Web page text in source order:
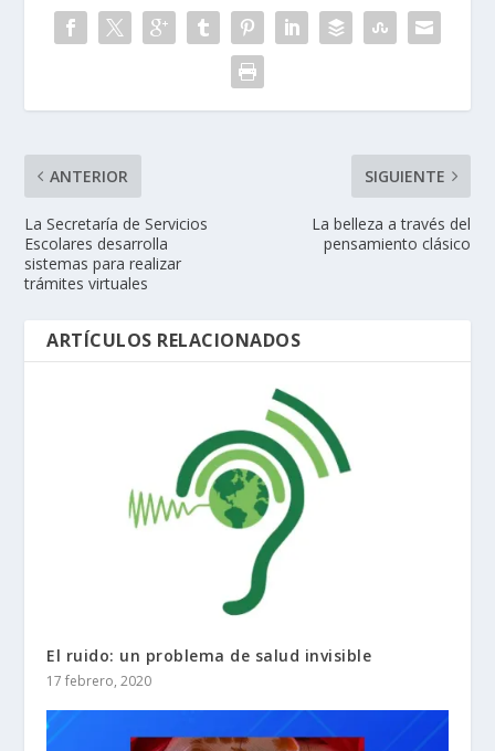
ANTERIOR
La Secretaría de Servicios
Escolares desarrolla
sistemas para realizar
trámites virtuales
SIGUIENTE
La belleza a través del
pensamiento clásico
ARTÍCULOS RELACIONADOS
El ruido: un problema de salud invisible
17 febrero, 2020